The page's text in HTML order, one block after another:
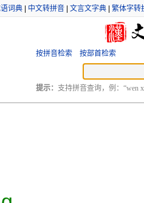
词典 中文转拼音 文言文字典 繁体字转
按拼音检索 按部首检索
提示： 支持拼音查询，例：“wen